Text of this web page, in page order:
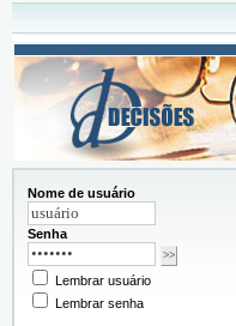
Nome de usuário
Senha
Lembrar usuário
Lembrar senha